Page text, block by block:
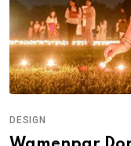
DESIGN